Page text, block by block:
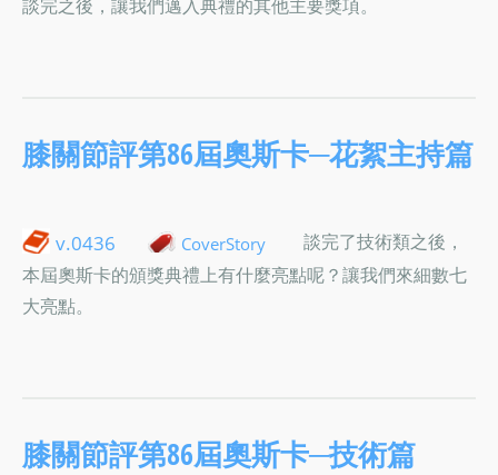
談完之後，讓我們邁入典禮的其他主要獎項。
膝關節評第86屆奧斯卡─花絮主持篇
v.0436 CoverStory
談完了技術類之後，
本屆奧斯卡的頒獎典禮上有什麼亮點呢？讓我們來細數七
大亮點。
膝關節評第86屆奧斯卡─技術篇